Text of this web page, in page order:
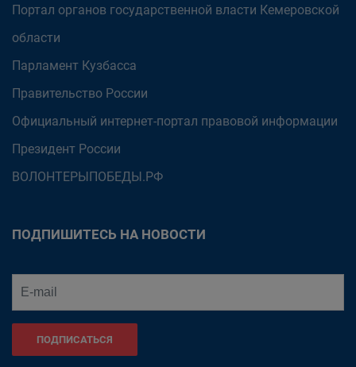
Портал органов государственной власти Кемеровской
области
Парламент Кузбасса
Правительство России
Официальный интернет-портал правовой информации
Президент России
ВОЛОНТЕРЫПОБЕДЫ.РФ
ПОДПИШИТЕСЬ НА НОВОСТИ
ПОДПИСАТЬСЯ